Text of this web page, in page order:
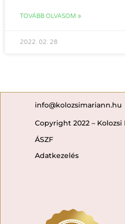
TOVÁBB OLVASOM »
2022. 02. 28
info@kolozsimariann.hu
Copyright 2022 –
ÁSZF
Adatkezelés